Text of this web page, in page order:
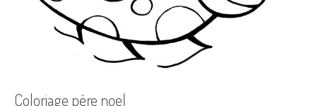
Coloriage père noel